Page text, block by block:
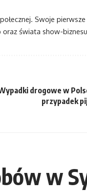
Swoje
świata show-
drogowe w
przypadek
w